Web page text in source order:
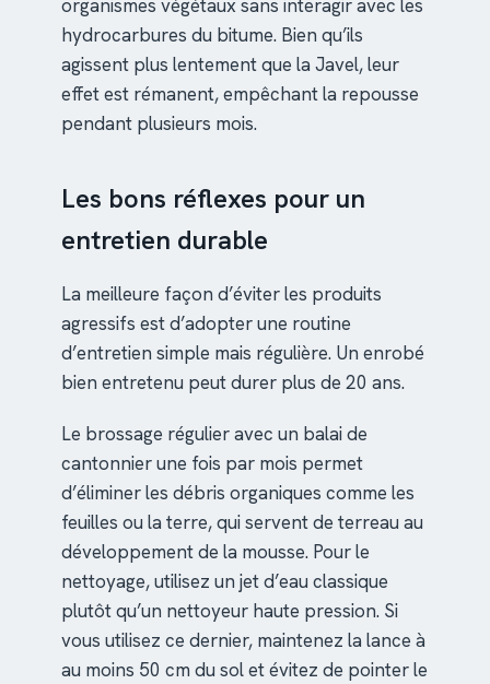
organismes végétaux sans interagir avec les
hydrocarbures du bitume. Bien qu’ils
agissent plus lentement que la Javel, leur
effet est rémanent, empêchant la repousse
pendant plusieurs mois.
Les bons réflexes pour un
entretien durable
La meilleure façon d’éviter les produits
agressifs est d’adopter une routine
d’entretien simple mais régulière. Un enrobé
bien entretenu peut durer plus de 20 ans.
Le brossage régulier avec un balai de
cantonnier une fois par mois permet
d’éliminer les débris organiques comme les
feuilles ou la terre, qui servent de terreau au
développement de la mousse. Pour le
nettoyage, utilisez un jet d’eau classique
plutôt qu’un nettoyeur haute pression. Si
vous utilisez ce dernier, maintenez la lance à
au moins 50 cm du sol et évitez de pointer le